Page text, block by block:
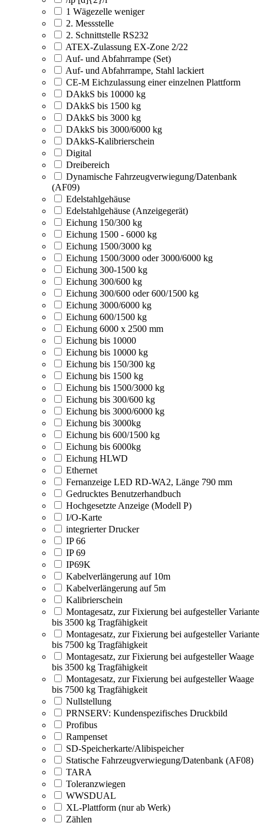
1 Wägezelle weniger
2. Messstelle
2. Schnittstelle RS232
ATEX-Zulassung EX-Zone 2/22
Auf- und Abfahrrampe (Set)
Auf- und Abfahrrampe, Stahl lackiert
CE-M Eichzulassung einer einzelnen Plattform
DAkkS bis 10000 kg
DAkkS bis 1500 kg
DAkkS bis 3000 kg
DAkkS bis 3000/6000 kg
DAkkS-Kalibrierschein
Digital
Dreibereich
Dynamische Fahrzeugverwiegung/Datenbank
(AF09)
Edelstahlgehäuse
Edelstahlgehäuse (Anzeigegerät)
Eichung 150/300 kg
Eichung 1500 - 6000 kg
Eichung 1500/3000 kg
Eichung 1500/3000 oder 3000/6000 kg
Eichung 300-1500 kg
Eichung 300/600 kg
Eichung 300/600 oder 600/1500 kg
Eichung 3000/6000 kg
Eichung 600/1500 kg
Eichung 6000 x 2500 mm
Eichung bis 10000
Eichung bis 10000 kg
Eichung bis 150/300 kg
Eichung bis 1500 kg
Eichung bis 1500/3000 kg
Eichung bis 300/600 kg
Eichung bis 3000/6000 kg
Eichung bis 3000kg
Eichung bis 600/1500 kg
Eichung bis 6000kg
Eichung HLWD
Ethernet
Fernanzeige LED RD-WA2, Länge 790 mm
Gedrucktes Benutzerhandbuch
Hochgesetzte Anzeige (Modell P)
I/O-Karte
integrierter Drucker
IP 66
IP 69
IP69K
Kabelverlängerung auf 10m
Kabelverlängerung auf 5m
Kalibrierschein
Montagesatz, zur Fixierung bei aufgesteller Variante
bis 3500 kg Tragfähigkeit
Montagesatz, zur Fixierung bei aufgesteller Variante
bis 7500 kg Tragfähigkeit
Montagesatz, zur Fixierung bei aufgesteller Waage
bis 3500 kg Tragfähigkeit
Montagesatz, zur Fixierung bei aufgesteller Waage
bis 7500 kg Tragfähigkeit
Nullstellung
PRNSERV: Kundenspezifisches Druckbild
Profibus
Rampenset
SD-Speicherkarte/Alibispeicher
Statische Fahrzeugverwiegung/Datenbank (AF08)
TARA
Toleranzwiegen
WWSDUAL
XL-Plattform (nur ab Werk)
Zählen